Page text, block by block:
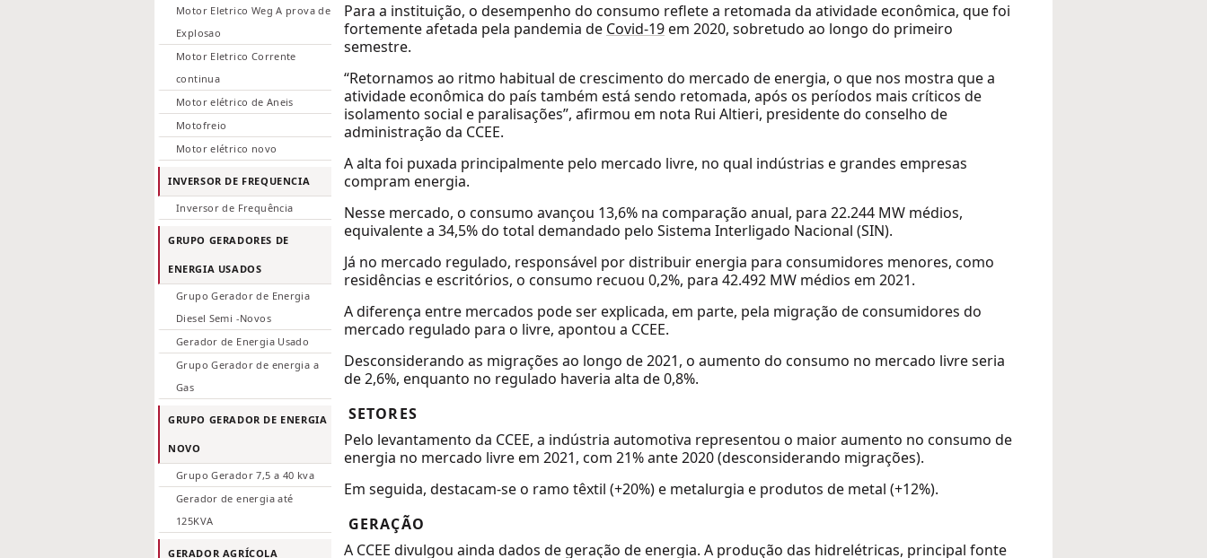
Motor Eletrico Weg A prova de
Explosao
Motor Eletrico Corrente
continua
Motor elétrico de Aneis
Motofreio
Motor elétrico novo
INVERSOR DE FREQUENCIA
Inversor de Frequência
GRUPO GERADORES DE
ENERGIA USADOS
Grupo Gerador de Energia
Diesel Semi -Novos
Gerador de Energia Usado
Grupo Gerador de energia a
Gas
GRUPO GERADOR DE ENERGIA
NOVO
Grupo Gerador 7,5 a 40 kva
Gerador de energia até
125KVA
GERADOR AGRÍCOLA
Para a instituição, o desempenho do consumo reflete a retomada da atividade econômica, que foi
fortemente afetada pela pandemia de Covid-19em 2020, sobretudo ao longo do primeiro
semestre.
“Retornamos ao ritmo habitual de crescimento do mercado de energia, o que nos mostra que a
atividade econômica do país também está sendo retomada, após os períodos mais críticos de
isolamento social e paralisações”, afirmou em nota Rui Altieri, presidente do conselho de
administração da CCEE.
A alta foi puxada principalmente pelo mercado livre, no qual indústrias e grandes empresas
compram energia.
Nesse mercado, o consumo avançou 13,6% na comparação anual, para 22.244 MW médios,
equivalente a 34,5% do total demandado pelo Sistema Interligado Nacional (SIN).
Já no mercado regulado, responsável por distribuir energia para consumidores menores, como
residências e escritórios, o consumo recuou 0,2%, para 42.492 MW médios em 2021.
A diferença entre mercados pode ser explicada, em parte, pela migração de consumidores do
mercado regulado para o livre, apontou a CCEE.
Desconsiderando as migrações ao longo de 2021, o aumento do consumo no mercado livre seria
de 2,6%, enquanto no regulado haveria alta de 0,8%.
SETORES
Pelo levantamento da CCEE, a indústria automotiva representou o maior aumento no consumo de
energia no mercado livre em 2021, com 21% ante 2020 (desconsiderando migrações).
Em seguida, destacam-se o ramo têxtil (+20%) e metalurgia e produtos de metal (+12%).
GERAÇÃO
A CCEE divulgou ainda dados de geração de energia. A produção das hidrelétricas, principal fonte